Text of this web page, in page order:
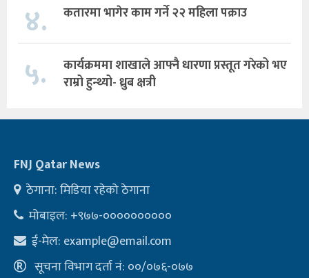
४. कतारमा भागेर काम गर्ने २२ महिला पक्राउ
५.
कार्यक्रममा शाखाले आफ्नै धारणा प्रस्तूत गरेको भए
राम्रो हुन्थ्यो- ध्रुब क्षत्री
FNJ Qatar News
ठेगाना: मिडिया रहेको ठेगाना
मोबाइल: +९७७-००००००००००
ई-मेल: example@email.com
सूचना विभाग दर्ता नं: ००/०७६-०७७